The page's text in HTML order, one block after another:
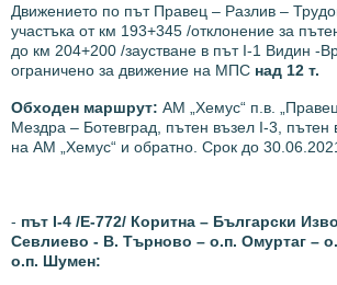
Движението по път Правец – Разлив –
участъка от км 193+345 /отклонение за
до км 204+200 /заустване в път І-1 Видин -
ограничено за движение на МПС над 12 т.
Обходен маршрут: АМ „Хемус“ п.в.
Мездра – Ботевград, пътен възел І-3, пътен
на АМ „Хемус“ и обратно. Срок до
- път І-4 /Е-772/ Коритна – Български
Севлиево - В. Търново – о.п. Омуртаг –
о.п. Шумен: